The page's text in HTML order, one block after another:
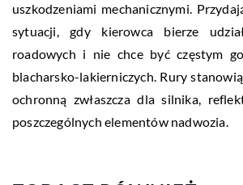
uszkodzeniami mechanicznymi.
sytuacji, gdy kierowca bierze
roadowych i nie chce być częstym
blacharsko-lakierniczych. Rury
ochronną zwłaszcza dla silnika,
poszczególnych elementów nadwozia.